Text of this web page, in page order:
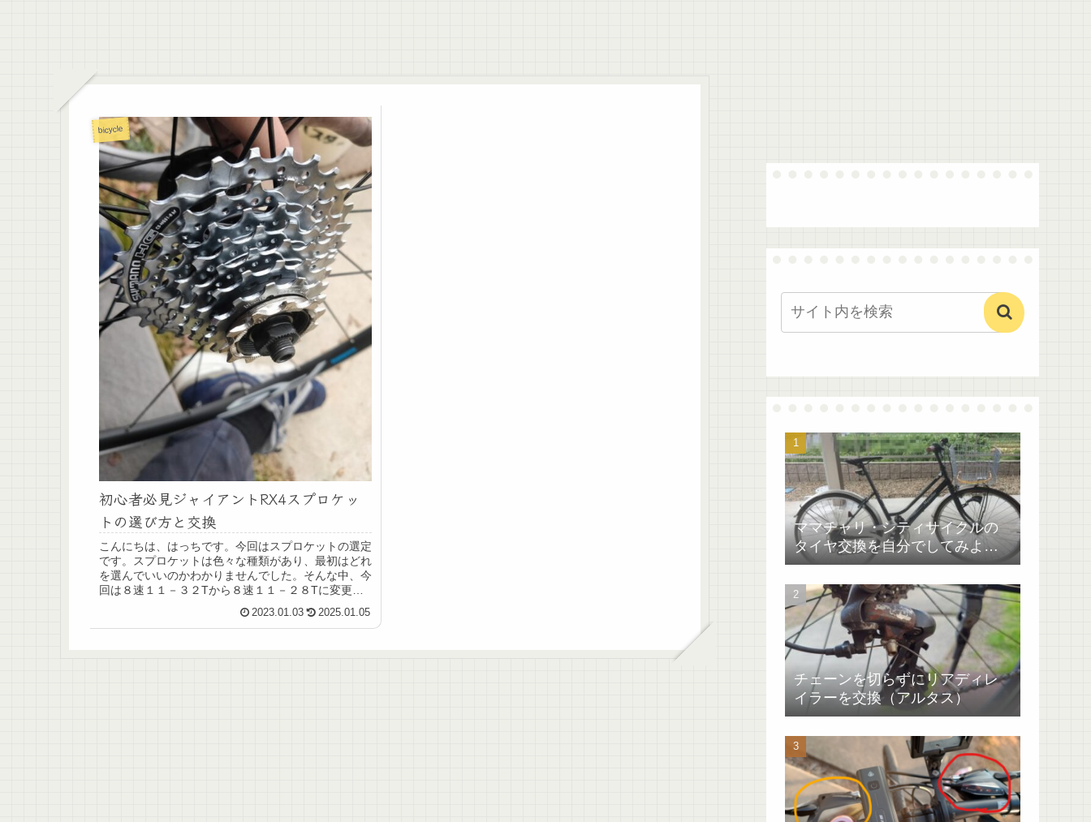
bicycle
初心者必見ジャイアントRX4スプロケッ
トの選び方と交換
こんにちは、はっちです。今回はスプロケットの選定
です。スプロケットは色々な種類があり、最初はどれ
を選んでいいのかわかりませんでした。そんな中、今
回は８速１１－３２Tから８速１１－２８Tに変更し
た選び方と、走り心地、また今回交換の目安となっ
2023.01.03 2025.01.05
ママチャリ・シティサイクルの
タイヤ交換を自分でしてみよ
う！マイパラス
チェーンを切らずにリアディレ
イラーを交換（アルタス）